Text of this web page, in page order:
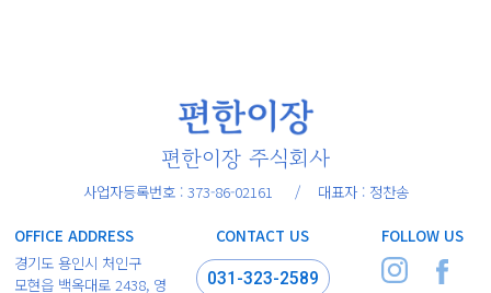
편한이장 주식회사
사업자등록번호 : 373-86-02161 / 대표자 : 정찬송
OFFICE ADDRESS
경기도 용인시 처인구
모현읍 백옥대로 2438, 영
CONTACT US
031-323-2589
FOLLOW US